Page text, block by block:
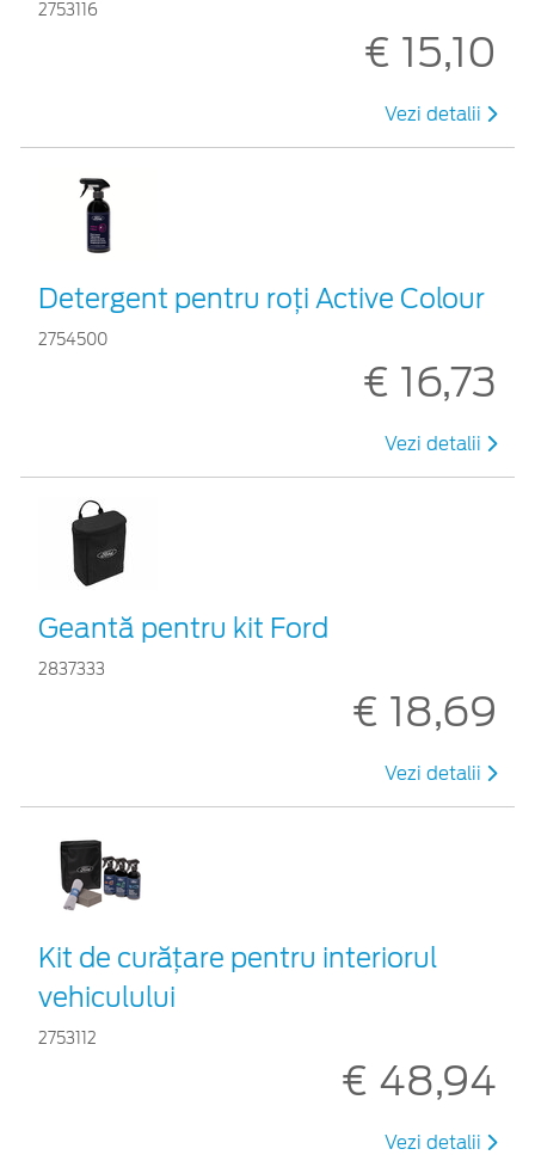
2753116
€ 15,10
Vezi detalii
Detergent pentru roți Active Colour
2754500
€ 16,73
Vezi detalii
Geantă pentru kit Ford
2837333
€ 18,69
Vezi detalii
Kit de curățare pentru interiorul
vehiculului
2753112
€ 48,94
Vezi detalii